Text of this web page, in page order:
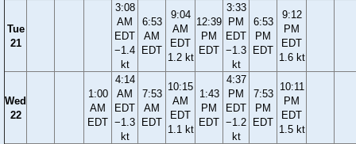
Tue
21
3:08
AM
EDT
−1.4
kt
6:53
AM
EDT
9:04
AM
EDT
1.2 kt
12:39
PM
EDT
3:33
PM
EDT
−1.3
kt
6:53
PM
EDT
9:12
PM
EDT
1.6 kt
Wed
22
1:00
AM
EDT
4:14
AM
EDT
−1.3
kt
7:53
AM
EDT
10:15
AM
EDT
1.1 kt
1:43
PM
EDT
4:37
PM
EDT
−1.2
kt
7:53
PM
EDT
10:11
PM
EDT
1.5 kt